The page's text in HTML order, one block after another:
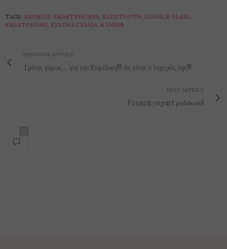
TAGS: ANDROID SMARTPHONES, BLUETOOTH, GOOGLE GLASS,
SMARTPHONE, ΈΞΥΠΝΑ ΓΥΑΛΙΆ, ΚΆΜΕΡΑ
PREVIOUS ARTICLE
Τρίτος γάμος.... για την Ευριδίκη!!! Ας είναι ο τυχερός της!!!
NEXT ARTICLE
Frozen yogurt ροδάκινο!